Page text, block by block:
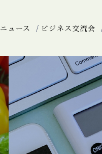
ニュース ビジネス交流会